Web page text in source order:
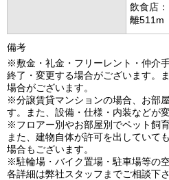
飲食店
離511m
備考
※敷金・礼金・フリーレント・仲介
終了・変更する場合がございます。
場合がございます。
※分譲賃貸マンションの場合、お部
す。また、設備・仕様・内装などが
※フロアー別やお部屋別でペット飼
また、建物自体が許可を出していて
場合もございます。
※駐輪場・バイク置場・駐車場等の
各詳細は弊社スタッフまでご相談下さ